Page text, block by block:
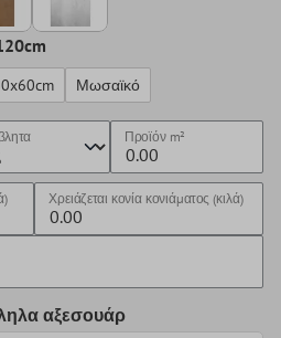
Μωσαϊκό
Προϊόνm²
Χρειάζεται κονία κονιάματος (κιλά)
αξεσουάρ